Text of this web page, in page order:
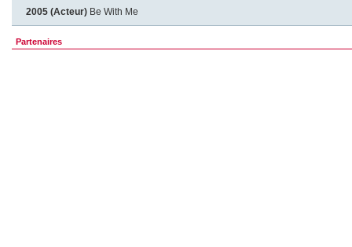
2005 (Acteur) Be With Me
Partenaires